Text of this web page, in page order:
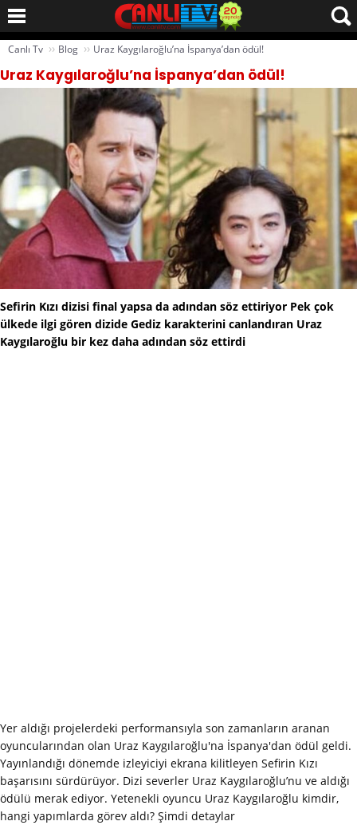
Canlı Tv ›› Blog ›› Uraz Kaygılaroğlu’na İspanya’dan ödül!
Uraz Kaygılaroğlu’na İspanya’dan ödül!
Sefirin Kızı dizisi final yapsa da adından söz ettiriyor Pek çok
ülkede ilgi gören dizide Gediz karakterini canlandıran Uraz
Kaygılaroğlu bir kez daha adından söz ettirdi
Yer aldığı projelerdeki performansıyla son zamanların aranan
oyuncularından olan Uraz Kaygılaroğlu'na İspanya'dan ödül geldi.
Yayınlandığı dönemde izleyiciyi ekrana kilitleyen Sefirin Kızı
başarısını sürdürüyor. Dizi severler Uraz Kaygılaroğlu’nu ve aldığı
ödülü merak ediyor. Yetenekli oyuncu Uraz Kaygılaroğlu kimdir,
hangi yapımlarda görev aldı? Şimdi detaylar